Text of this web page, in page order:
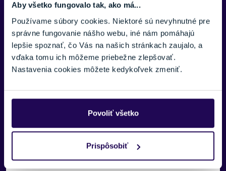
Aby všetko fungovalo tak, ako má...
Používame súbory cookies. Niektoré sú nevyhnutné pre
správne fungovanie nášho webu, iné nám pomáhajú
lepšie spoznať, čo Vás na našich stránkach zaujalo, a
vďaka tomu ich môžeme priebežne zlepšovať.
Nastavenia cookies môžete kedykoľvek zmeniť.
Povoliť všetko
Prispôsobiť
Zobraziť viac
Potrebujete viac informácii? Sme tu
pre vás.
VAŠE MENO:
E-MAIL:
TELEFÓNNE ČÍSLO: